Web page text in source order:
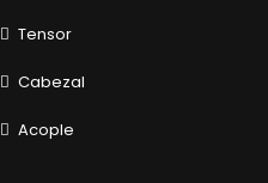
Tensor
Cabezal
Acople